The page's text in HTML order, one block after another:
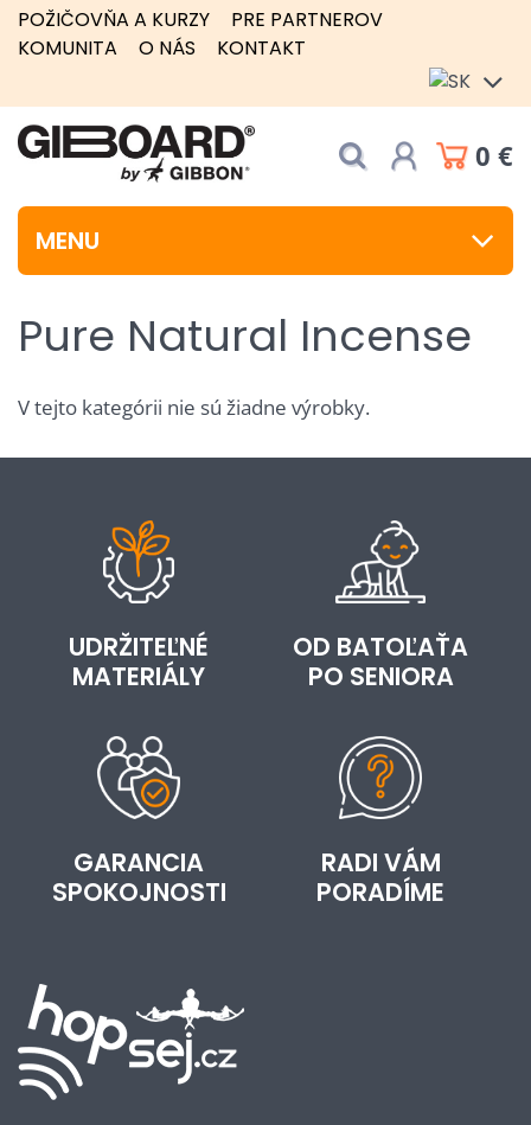
POŽIČOVŇA A KURZY
PRE PARTNEROV
KOMUNITA
O NÁS KONTAKT
0 €
MENU
Pure Natural Incense
V tejto kategórii nie sú žiadne výrobky.
UDRŽITEĽNÉ
MATERIÁLY
OD BATOĽAŤA
PO SENIORA
GARANCIA
SPOKOJNOSTI
RADI VÁM
PORADÍME